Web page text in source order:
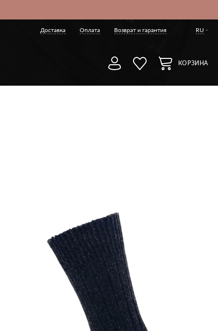
Доставка Оплата Возврат и гарантия RU
КОРЗИНА